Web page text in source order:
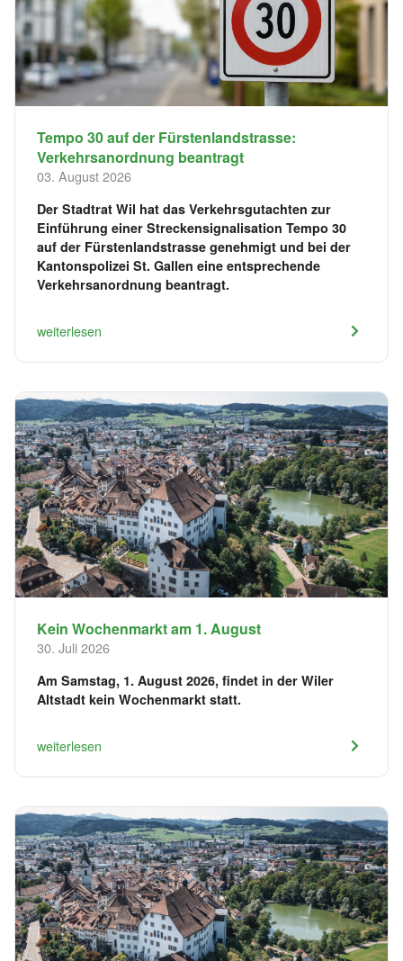
Tempo 30 auf der Fürstenlandstrasse:
Verkehrsanordnung beantragt
03. August 2026
Der Stadtrat Wil hat das Verkehrsgutachten zur
Einführung einer Streckensignalisation Tempo 30
auf der Fürstenlandstrasse genehmigt und bei der
Kantonspolizei St. Gallen eine entsprechende
Verkehrsanordnung beantragt.
weiterlesen
Kein Wochenmarkt am 1. August
30. Juli 2026
Am Samstag, 1. August 2026, findet in der Wiler
Altstadt kein Wochenmarkt statt.
weiterlesen